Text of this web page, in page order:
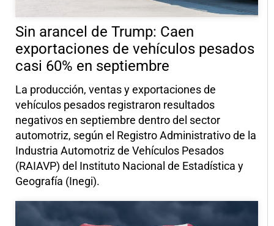
Sin arancel de Trump: Caen
exportaciones de vehículos pesados
casi 60% en septiembre
La producción, ventas y exportaciones de
vehículos pesados registraron resultados
negativos en septiembre dentro del sector
automotriz, según el Registro Administrativo de la
Industria Automotriz de Vehículos Pesados
(RAIAVP) del Instituto Nacional de Estadística y
Geografía (Inegi).